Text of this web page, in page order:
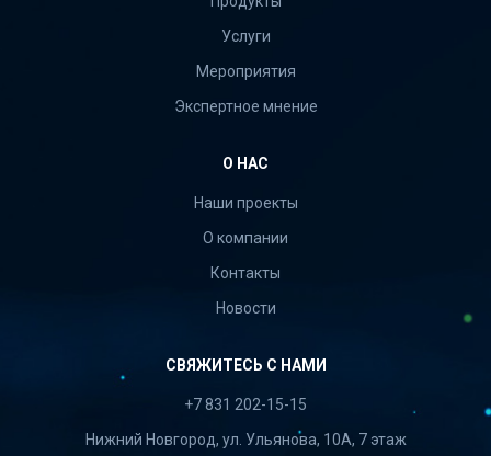
Услуги
Мероприятия
Экспертное мнение
О НАС
Наши проекты
О компании
Контакты
Новости
СВЯЖИТЕСЬ С НАМИ
+7 831 202-15-15
Нижний Новгород, ул. Ульянова, 10А, 7 этаж